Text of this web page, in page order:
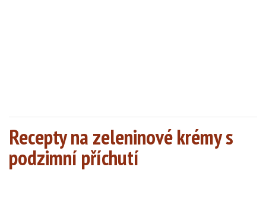
Recepty na zeleninové krémy s
podzimní příchutí